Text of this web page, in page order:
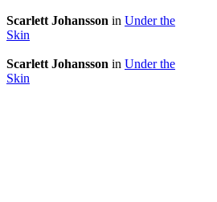
Scarlett Johansson in Under the
Skin
Scarlett Johansson in Under the
Skin